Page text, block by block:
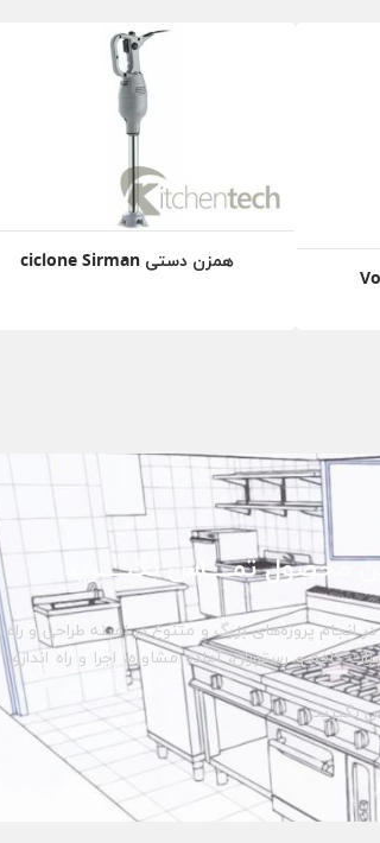
همزن دستی ciclone Sirman
محصول تمــــاس بگیــــرید
پروژه‌های بزرگ و متنوع در زمینه طراحی و راه
کافه و رستوران، آماده مشاوره، اجرا و راه اندازی
بگیرید.